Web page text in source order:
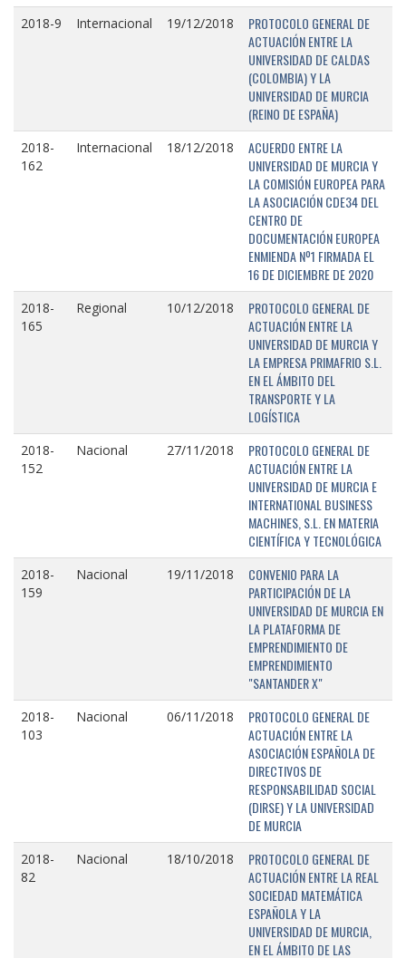
2018-9 Internacional 19/12/2018
PROTOCOLO GENERAL DE
ACTUACIÓN ENTRE LA
UNIVERSIDAD DE CALDAS
(COLOMBIA) Y LA
UNIVERSIDAD DE MURCIA
(REINO DE ESPAÑA)
2018-
162
Internacional 18/12/2018
ACUERDO ENTRE LA
UNIVERSIDAD DE MURCIA Y
LA COMISIÓN EUROPEA PARA
LA ASOCIACIÓN CDE34 DEL
CENTRO DE
DOCUMENTACIÓN EUROPEA
ENMIENDA Nº1 FIRMADA EL
16 DE DICIEMBRE DE 2020
2018-
165
Regional 10/12/2018
PROTOCOLO GENERAL DE
ACTUACIÓN ENTRE LA
UNIVERSIDAD DE MURCIA Y
LA EMPRESA PRIMAFRIO S.L.
EN EL ÁMBITO DEL
TRANSPORTE Y LA
LOGÍSTICA
2018-
152
Nacional 27/11/2018
PROTOCOLO GENERAL DE
ACTUACIÓN ENTRE LA
UNIVERSIDAD DE MURCIA E
INTERNATIONAL BUSINESS
MACHINES, S.L. EN MATERIA
CIENTÍFICA Y TECNOLÓGICA
2018-
159
Nacional 19/11/2018
CONVENIO PARA LA
PARTICIPACIÓN DE LA
UNIVERSIDAD DE MURCIA EN
LA PLATAFORMA DE
EMPRENDIMIENTO DE
EMPRENDIMIENTO
"SANTANDER X"
2018-
103
Nacional 06/11/2018
PROTOCOLO GENERAL DE
ACTUACIÓN ENTRE LA
ASOCIACIÓN ESPAÑOLA DE
DIRECTIVOS DE
RESPONSABILIDAD SOCIAL
(DIRSE) Y LA UNIVERSIDAD
DE MURCIA
2018-
82
Nacional 18/10/2018
PROTOCOLO GENERAL DE
ACTUACIÓN ENTRE LA REAL
SOCIEDAD MATEMÁTICA
ESPAÑOLA Y LA
UNIVERSIDAD DE MURCIA,
EN EL ÁMBITO DE LAS